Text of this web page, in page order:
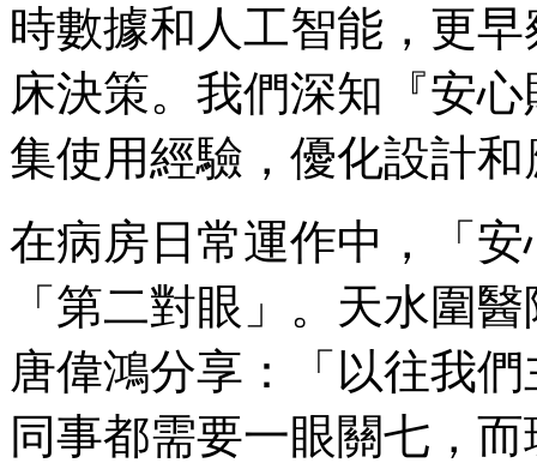
時數據和人工智能，更
床決策。我們深知『安
集使用經驗，優化設計
在病房日常運作中，「
「第二對眼」。天水圍
唐偉鴻分享：「以往我
同事都需要一眼關七，